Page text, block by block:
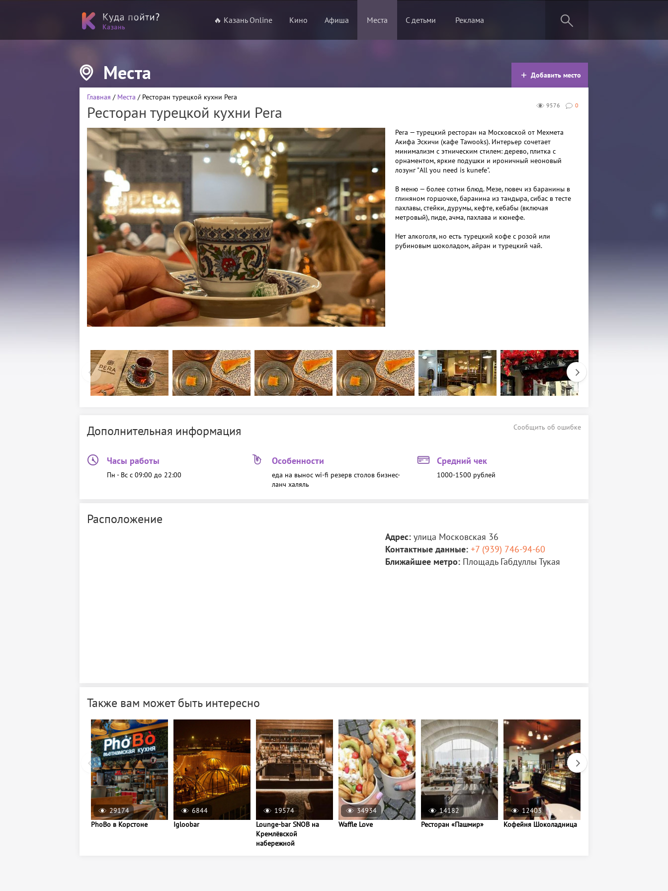
🔥 Казань Online Кино Афиша Места С детьми Реклама
Места Добавить место
0
9576
Главная / Места / Ресторан турецкой кухни Pera
Ресторан турецкой кухни Pera
Pera — турецкий ресторан на Московской от Мехмета
Акифа Эскичи (кафе Tawooks). Интерьер сочетает
минимализм с этническим стилем: дерево, плитка с
орнаментом, яркие подушки и ироничный неоновый
лозунг "All you need is kunefe".
В меню — более сотни блюд. Мезе, гювеч из баранины в
глиняном горшочке, баранина из тандыра, сибас в тесте
пахлавы, стейки, дурумы, кефте, кебабы (включая
метровый), пиде, ачма, пахлава и кюнефе.
Нет алкоголя, но есть турецкий кофе с розой или
рубиновым шоколадом, айран и турецкий чай.
Сообщить об ошибке
Дополнительная информация
Часы работы
Пн - Вс c 09:00 до 22:00
Особенности
еда на вынос wi-fi резерв столов бизнес-
ланч халяль
Средний чек
1000-1500 рублей
Расположение
Адрес: улица Московская 36
Контактные данные: +7 (939) 746-94-60
Ближайшее метро: Площадь Габдуллы Тукая
Также вам может быть интересно
29174
PhoBo в Корстоне
6844
Igloobar
19574
Lounge-bar SNOB на
Кремлёвской
набережной
34934
Waffle Love
14182
Ресторан «Пашмир»
12403
Кофейня Шоколадница